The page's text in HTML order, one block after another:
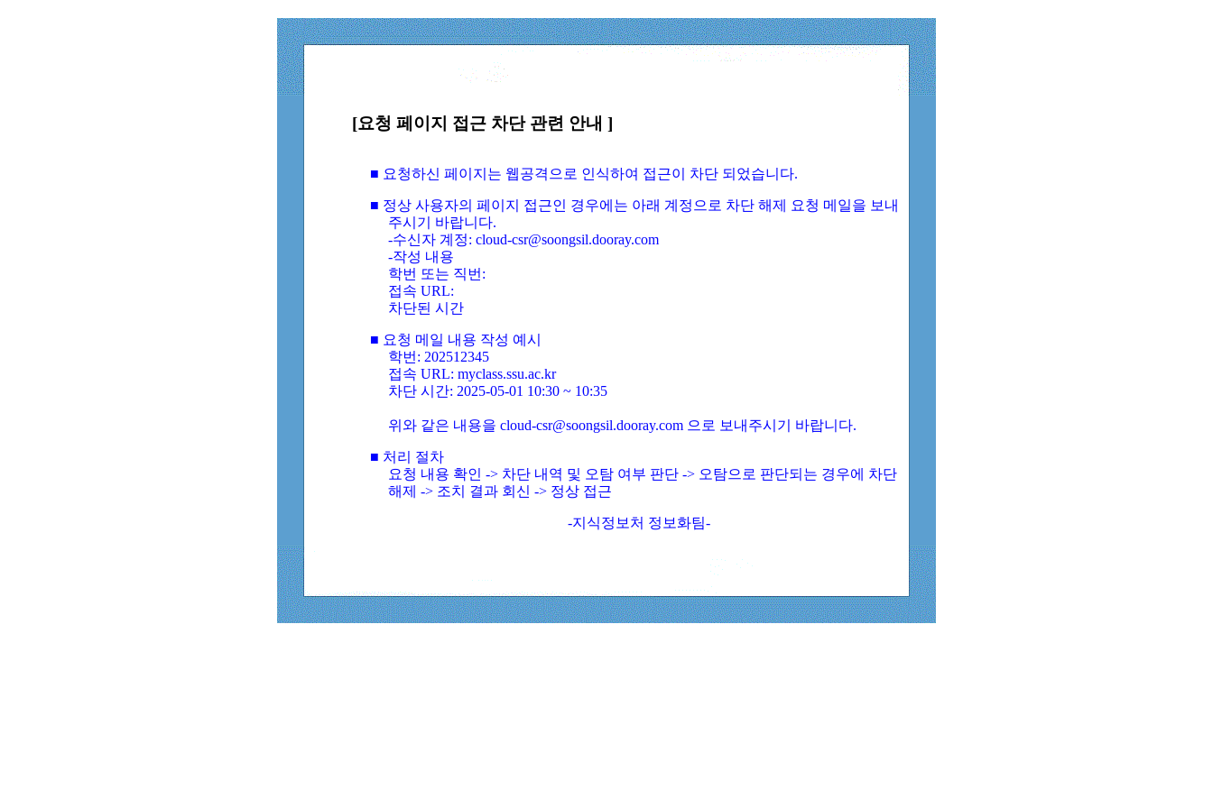
[요청 페이지 접근 차단 관련 안내 ]
■ 요청하신 페이지는 웹공격으로 인식하여 접근이 차단 되었습니다.
■ 정상 사용자의 페이지 접근인 경우에는 아래 계정으로 차단 해제 요청 메일을 보내
주시기 바랍니다.
-수신자 계정: cloud-csr@soongsil.dooray.com
-작성 내용
학번 또는 직번:
접속 URL:
차단된 시간
■ 요청 메일 내용 작성 예시
학번: 202512345
접속 URL: myclass.ssu.ac.kr
차단 시간: 2025-05-01 10:30 ~ 10:35
위와 같은 내용을 cloud-csr@soongsil.dooray.com 으로 보내주시기 바랍니다.
■ 처리 절차
요청 내용 확인 -> 차단 내역 및 오탐 여부 판단 -> 오탐으로 판단되는 경우에 차단
해제 -> 조치 결과 회신 -> 정상 접근
-지식정보처 정보화팀-